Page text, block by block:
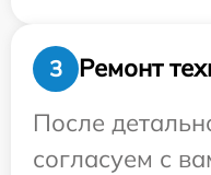
3
Ремонт
После
согласуем с